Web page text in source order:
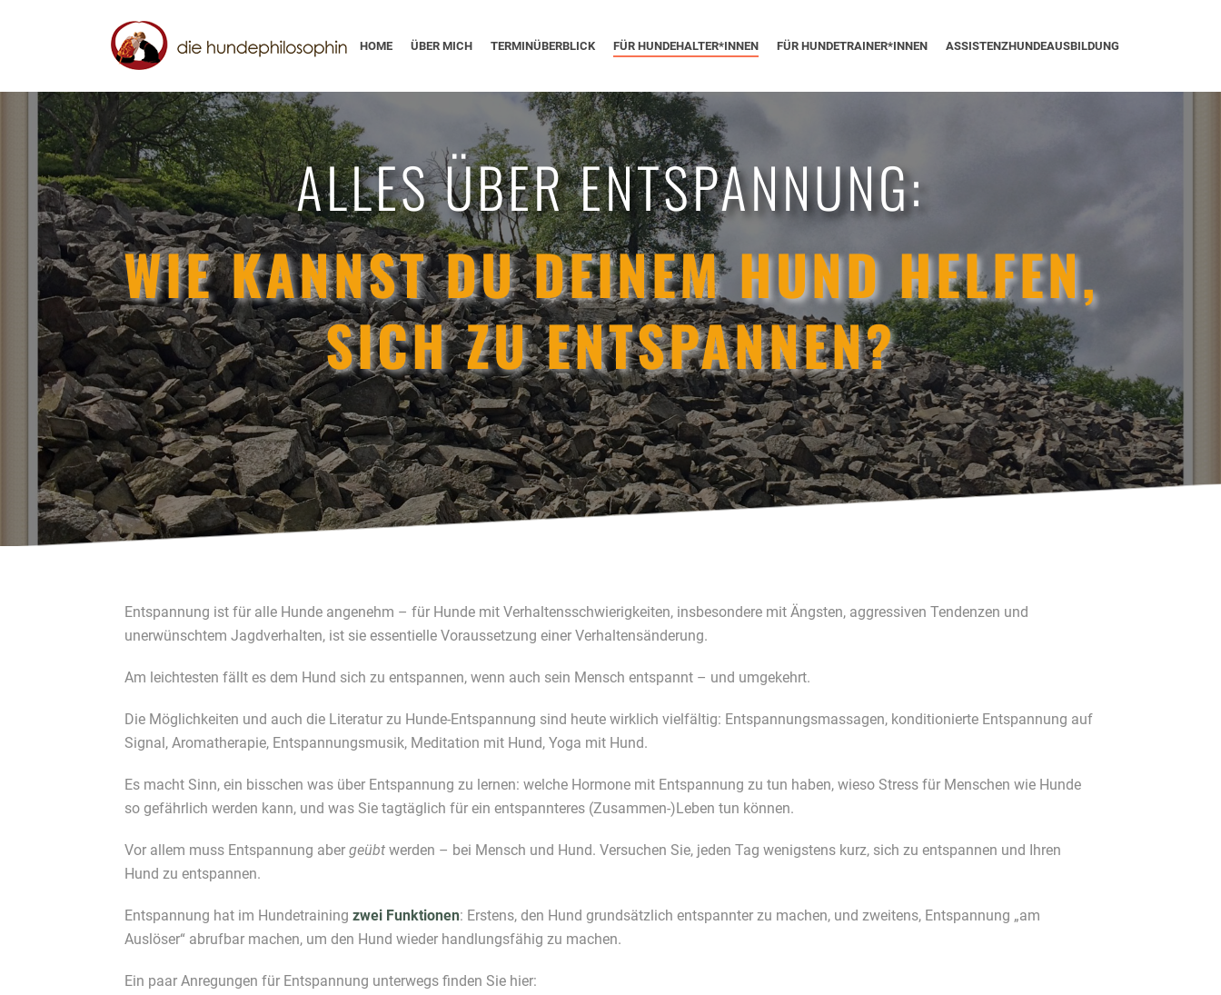
HOME ÜBER MICH TERMINÜBERBLICK FÜR HUNDEHALTER*INNEN FÜR HUNDETRAINER*INNEN ASSISTENZHUNDEAUSBILDUNG
ALLES ÜBER ENTSPANNUNG:
WIE KANNST DU DEINEM HUND HELFEN,
SICH ZU ENTSPANNEN?
Entspannung ist für alle Hunde angenehm – für Hunde mit Verhaltensschwierigkeiten, insbesondere mit Ängsten, aggressiven Tendenzen und
unerwünschtem Jagdverhalten, ist sie essentielle Voraussetzung einer Verhaltensänderung.
Am leichtesten fällt es dem Hund sich zu entspannen, wenn auch sein Mensch entspannt – und umgekehrt.
Die Möglichkeiten und auch die Literatur zu Hunde-Entspannung sind heute wirklich vielfältig: Entspannungsmassagen, konditionierte Entspannung auf
Signal, Aromatherapie, Entspannungsmusik, Meditation mit Hund, Yoga mit Hund.
Es macht Sinn, ein bisschen was über Entspannung zu lernen: welche Hormone mit Entspannung zu tun haben, wieso Stress für Menschen wie Hunde
so gefährlich werden kann, und was Sie tagtäglich für ein entspannteres (Zusammen-)Leben tun können.
Vor allem muss Entspannung aber geübt werden – bei Mensch und Hund. Versuchen Sie, jeden Tag wenigstens kurz, sich zu entspannen und Ihren
Hund zu entspannen.
Entspannung hat im Hundetraining zwei Funktionen: Erstens, den Hund grundsätzlich entspannter zu machen, und zweitens, Entspannung „am
Auslöser“ abrufbar machen, um den Hund wieder handlungsfähig zu machen.
Ein paar Anregungen für Entspannung unterwegs finden Sie hier: